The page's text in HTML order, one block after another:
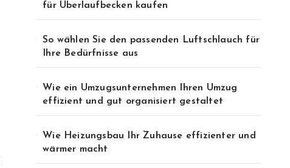
für Überlaufbecken kaufen
So wählen Sie den passenden Luftschlauch für
Ihre Bedürfnisse aus
Wie ein Umzugsunternehmen Ihren Umzug
effizient und gut organisiert gestaltet
Wie Heizungsbau Ihr Zuhause effizienter und
wärmer macht